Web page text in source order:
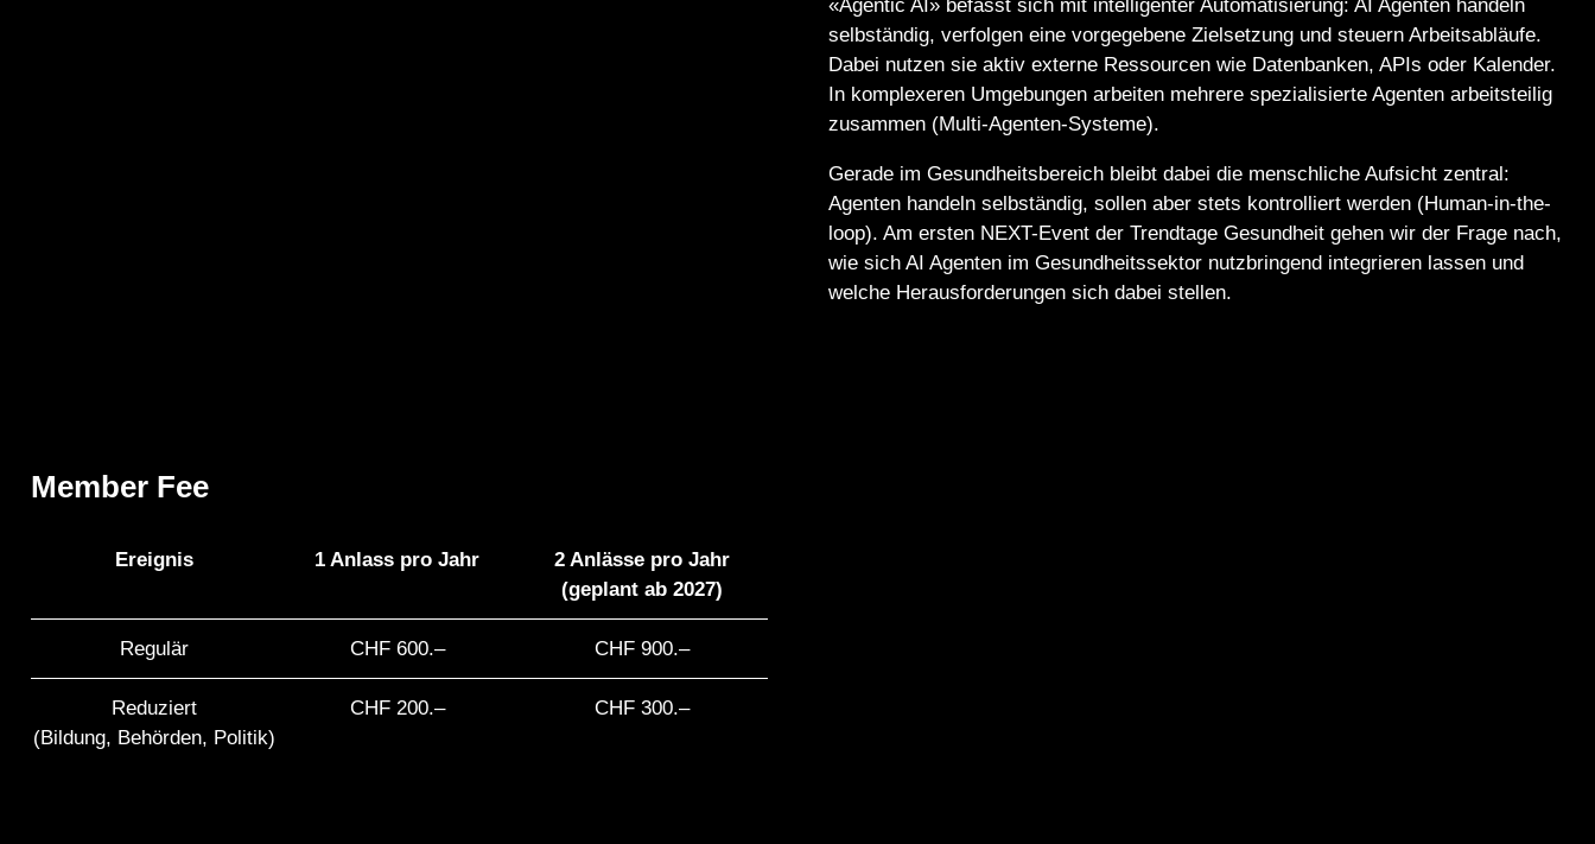
«Agentic AI» befasst sich mit intelligenter Automatisierung: AI Agenten handeln
selbständig, verfolgen eine vorgegebene Zielsetzung und steuern Arbeitsabläufe.
Dabei nutzen sie aktiv externe Ressourcen wie Datenbanken, APIs oder Kalender.
In komplexeren Umgebungen arbeiten mehrere spezialisierte Agenten arbeitsteilig
zusammen (Multi-Agenten-Systeme).
Gerade im Gesundheitsbereich bleibt dabei die menschliche Aufsicht zentral:
Agenten handeln selbständig, sollen aber stets kontrolliertwerden(Human-in-the-
loop). Am ersten NEXT-Event der Trendtage Gesundheit gehen wir der Frage nach,
wie sich AI Agenten im Gesundheitssektor nutzbringend integrieren lassen und
welche Herausforderungen sich dabei stellen.
Member Fee
Ereignis 1 Anlass pro Jahr
2 Anlässe pro Jahr
(geplant ab 2027)
Regulär CHF 600.– CHF 900.–
Reduziert
(Bildung, Behörden, Politik)
CHF 200.– CHF 300.–